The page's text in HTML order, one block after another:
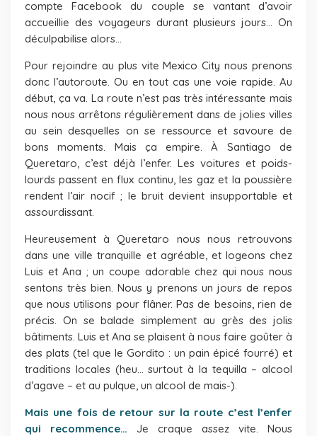
compte Facebook du couple se vantant d’avoir
accueillie des voyageurs durant plusieurs jours… On
déculpabilise alors…
Pour rejoindre au plus vite Mexico City nous prenons
donc l’autoroute. Ou en tout cas une voie rapide. Au
début, ça va. La route n’est pas très intéressante mais
nous nous arrêtons régulièrement dans de jolies villes
au sein desquelles on se ressource et savoure de
bons moments. Mais ça empire. À Santiago de
Queretaro, c’est déjà l’enfer. Les voitures et poids-
lourds passent en flux continu, les gaz et la poussière
rendent l’air nocif ; le bruit devient insupportable et
assourdissant.
Heureusement à Queretaro nous nous retrouvons
dans une ville tranquille et agréable, et logeons chez
Luis et Ana ; un coupe adorable chez qui nous nous
sentons très bien. Nous y prenons un jours de repos
que nous utilisons pour flâner. Pas de besoins, rien de
précis. On se balade simplement au grès des jolis
bâtiments. Luis et Ana se plaisent à nous faire goûter à
des plats (tel que le Gordito : un pain épicé fourré) et
traditions locales (heu… surtout à la tequilla – alcool
d’agave – et au pulque, un alcool de mais-).
Mais une fois de retour sur la route c’est l’enfer
qui recommence…
Je craque assez vite. Nous